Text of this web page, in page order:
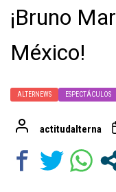
¡Bruno
México!
ALTERNEWS ESPECTÁCULOS
actitudalterna